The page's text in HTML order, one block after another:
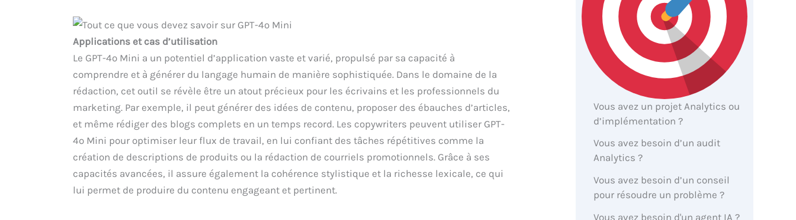
Applications et cas d’utilisation
Le GPT-4o Mini a un potentiel d’application vaste et varié, propulsé par sa capacité à
comprendre et à générer du langage humain de manière sophistiquée. Dans le domaine de la
rédaction, cet outil se révèle être un atout précieux pour les écrivains et les professionnels du
marketing. Par exemple, il peut générer des idées de contenu, proposer des ébauches d’articles,
et même rédiger des blogs complets en un temps record. Les copywriters peuvent utiliser GPT-
4o Mini pour optimiser leur flux de travail, en lui confiant des tâches répétitives comme la
création de descriptions de produits ou la rédaction de courriels promotionnels. Grâce à ses
capacités avancées, il assure également la cohérence stylistique et la richesse lexicale, ce qui
lui permet de produire du contenu engageant et pertinent.
Vous avez un projet Analytics ou
d’implémentation ?
Vous avez besoin d’un audit
Analytics ?
Vous avez besoin d’un conseil
pour résoudre un problème ?
Vous avez besoin d'un agent IA ?